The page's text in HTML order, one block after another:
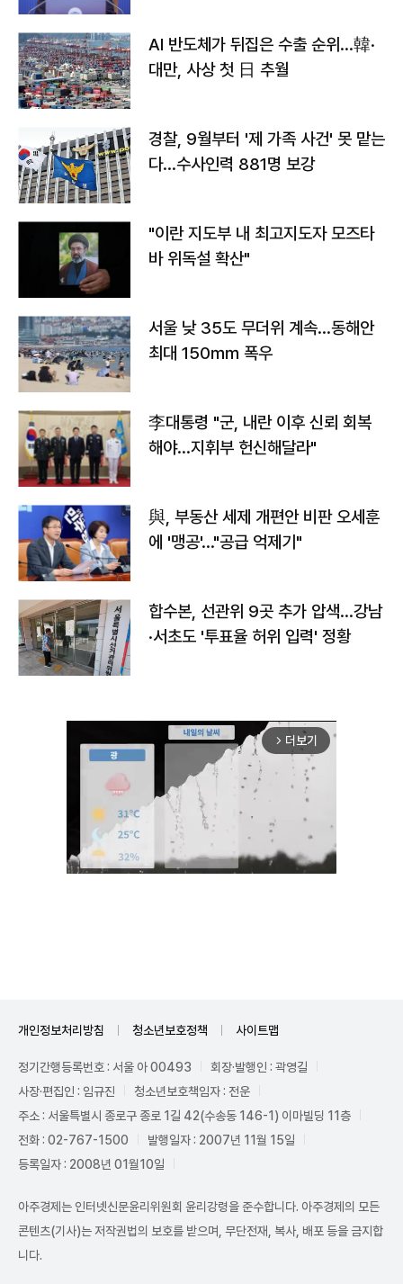
AI 반도체가 뒤집은 수출 순위…韓·
대만, 사상 첫 日 추월
경찰, 9월부터 '제 가족 사건' 못 맡는
다…수사인력 881명 보강
"이란 지도부 내 최고지도자 모즈타
바 위독설 확산"
서울 낮 35도 무더위 계속…동해안
최대 150㎜ 폭우
李대통령 "군, 내란 이후 신뢰 회복
해야…지휘부 헌신해달라"
與, 부동산 세제 개편안 비판 오세훈
에 '맹공'…"공급 억제기"
합수본, 선관위 9곳 추가 압색…강남
·서초도 '투표율 허위 입력' 정황
arrow_forward_ios 더보기
개인정보처리방침 청소년보호정책 사이트맵
정기간행등록번호 : 서울 아 00493
회장·발행인 : 곽영길
사장·편집인 : 임규진
청소년보호책임자 : 전운
주소 : 서울특별시 종로구 종로 1길 42(수송동 146-1) 이마빌딩 11층
전화 : 02-767-1500
발행일자 : 2007년 11월 15일
등록일자 : 2008년 01월10일
아주경제는 인터넷신문윤리위원회 윤리강령을 준수합니다. 아주경제의 모든
콘텐츠(기사)는 저작권법의 보호를 받으며, 무단전재, 복사, 배포 등을 금지합
니다.